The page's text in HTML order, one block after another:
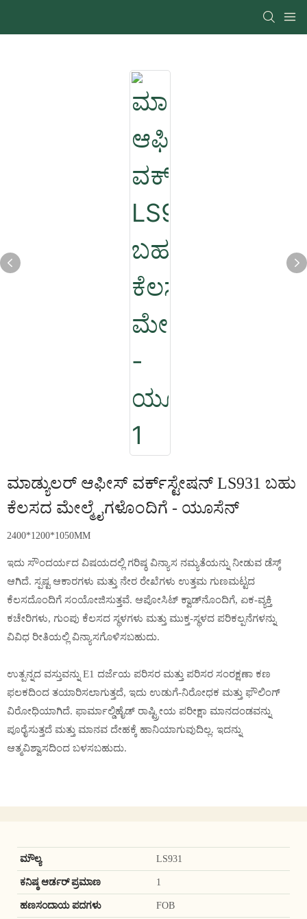
ಮಾಡ್ಯುಲರ್ ಆಫೀಸ್ ವರ್ಕ್‌ಸ್ಟೇಷನ್ LS931 ಬಹು
ಕೆಲಸದ ಮೇಲ್ಮೈಗಳೊಂದಿಗೆ - ಯೂಸೆನ್
2400*1200*1050MM
ಇದು ಸೌಂದರ್ಯದ ವಿಷಯದಲ್ಲಿ ಗರಿಷ್ಠ ವಿನ್ಯಾಸ ನಮ್ಯತೆಯನ್ನು ನೀಡುವ ಡೆಸ್ಕ್
ಆಗಿದೆ. ಸ್ಪಷ್ಟ ಆಕಾರಗಳು ಮತ್ತು ನೇರ ರೇಖೆಗಳು ಉತ್ತಮ ಗುಣಮಟ್ಟದ
ಕೆಲಸದೊಂದಿಗೆ ಸಂಯೋಜಿಸುತ್ತವೆ. ಆಪೋಸಿಟ್ ಕ್ವಾಡ್‌ನೊಂದಿಗೆ, ಏಕ-ವ್ಯಕ್ತಿ
ಕಚೇರಿಗಳು, ಗುಂಪು ಕೆಲಸದ ಸ್ಥಳಗಳು ಮತ್ತು ಮುಕ್ತ-ಸ್ಥಳದ ಪರಿಕಲ್ಪನೆಗಳನ್ನು
ವಿವಿಧ ರೀತಿಯಲ್ಲಿ ವಿನ್ಯಾಸಗೊಳಿಸಬಹುದು.
ಉತ್ಪನ್ನದ ವಸ್ತುವನ್ನು E1 ದರ್ಜೆಯ ಪರಿಸರ ಮತ್ತು ಪರಿಸರ ಸಂರಕ್ಷಣಾ ಕಣ
ಫಲಕದಿಂದ ತಯಾರಿಸಲಾಗುತ್ತದೆ, ಇದು ಉಡುಗೆ-ನಿರೋಧಕ ಮತ್ತು ಫೌಲಿಂಗ್
ವಿರೋಧಿಯಾಗಿದೆ. ಫಾರ್ಮಾಲ್ಡಿಹೈಡ್ ರಾಷ್ಟ್ರೀಯ ಪರೀಕ್ಷಾ ಮಾನದಂಡವನ್ನು
ಪೂರೈಸುತ್ತದೆ ಮತ್ತು ಮಾನವ ದೇಹಕ್ಕೆ ಹಾನಿಯಾಗುವುದಿಲ್ಲ. ಇದನ್ನು
ಆತ್ಮವಿಶ್ವಾಸದಿಂದ ಬಳಸಬಹುದು.
ಮೌಲ್ಯ LS931
ಕನಿಷ್ಠ ಆರ್ಡರ್ ಪ್ರಮಾಣ 1
ಹಣಸಂದಾಯ ಪದಗಳು FOB